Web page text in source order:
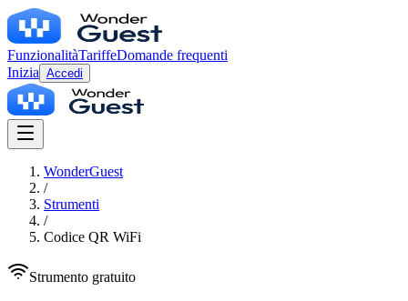
FunzionalitàTariffeDomande frequenti
Inizia Accedi
WonderGuest
/
Strumenti
/
Codice QR WiFi
Strumento gratuito